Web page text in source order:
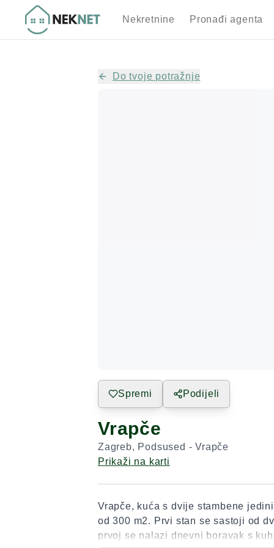
Nekretnine Pronađi agenta
Do tvoje potražnje
Spremi Podijeli
Vrapče
Zagreb, Podsused - Vrapče
Prikaži na karti
Vrapče, kuća s dvije stambene
od 300 m2. Prvi stan se sastoji od
prvoj se nalazi dnevni boravak s